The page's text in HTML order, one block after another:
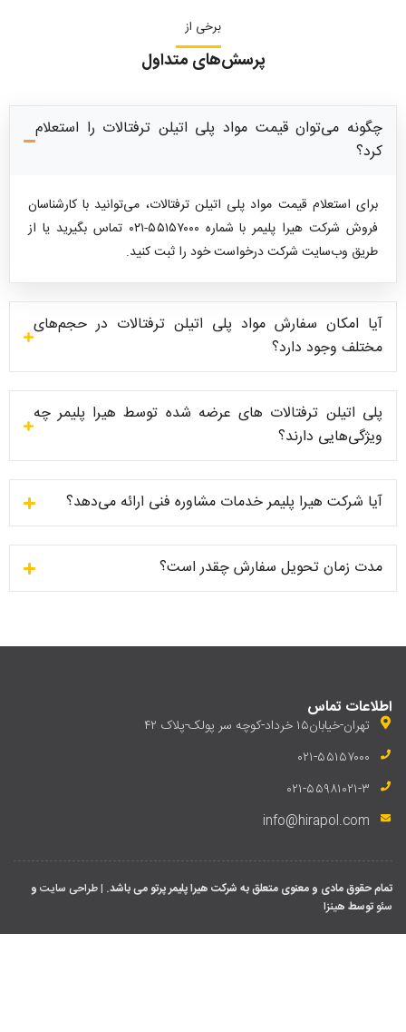
برخی از
پرسش‌های متداول
چگونه می‌توان قیمت مواد پلی اتیلن ترفتالات را استعلام
کرد؟
برای استعلام قیمت مواد پلی اتیلن ترفتالات، می‌توانید با کارشناسان
فروش شرکت هیرا پلیمر با شماره ۵۵۱۵۷۰۰۰-۰۲۱ تماس بگیرید یا از
طریق وب‌سایت شرکت درخواست خود را ثبت کنید.
آیا امکان سفارش مواد پلی اتیلن ترفتالات در حجم‌های
مختلف وجود دارد؟
پلی اتیلن ترفتالات های عرضه شده توسط هیرا پلیمر چه
ویژگی‌هایی دارند؟
آیا شرکت هیرا پلیمر خدمات مشاوره فنی ارائه می‌دهد؟
مدت زمان تحویل سفارش چقدر است؟
تماس
تهران-خیابان۱۵ خرداد-کوچه سر پولک-پلاک ۴۲
۰۲۱-۵۵۱۵۷۰۰۰
۰۲۱-۵۵۹۸۱۰۲۱-۳
info@hirapol.com
حقوق مادی و معنوی متعلق به شرکت هیرا پلیمر پرتو می باشد. |طراحی سایتو
توسطهینزا